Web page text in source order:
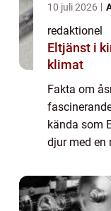
10 juli 2026
redaktionel
Eltjänst i kiruna trygg
klimat
Fakta om
kända som
djur med en
utforska